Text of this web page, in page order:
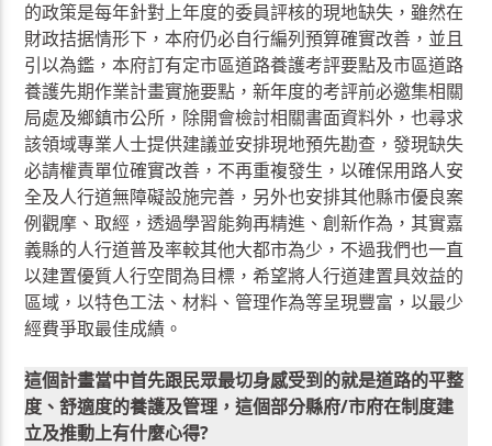
的政策是每年針對上年度的委員評核的現地缺失，雖然在
財政拮据情形下，本府仍必自行編列預算確實改善，並且
引以為鑑，本府訂有定市區道路養護考評要點及市區道路
養護先期作業計畫實施要點，新年度的考評前必邀集相關
局處及鄉鎮市公所，除開會檢討相關書面資料外，也尋求
該領域專業人士提供建議並安排現地預先勘查，發現缺失
必請權責單位確實改善，不再重複發生，以確保用路人安
全及人行道無障礙設施完善，另外也安排其他縣市優良案
例觀摩、取經，透過學習能夠再精進、創新作為，其實嘉
義縣的人行道普及率較其他大都市為少，不過我們也一直
以建置優質人行空間為目標，希望將人行道建置具效益的
區域，以特色工法、材料、管理作為等呈現豐富，以最少
經費爭取最佳成績。
這個計畫當中首先跟民眾最切身感受到的就是道路的平整
度、舒適度的養護及管理，這個部分縣府/市府在制度建
立及推動上有什麼心得?